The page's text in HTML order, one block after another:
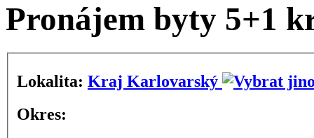
Pronájem byty 5+1
Lokalita:
Kraj Karlovarský
Okres: